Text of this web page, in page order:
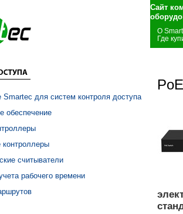
Сайт
О
Где
Smartec для систем контроля доступа
обеспечение
считыватели
рабочего времени